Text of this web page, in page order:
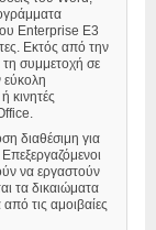
Enterprise E3
Εκτός από την
συμμετοχή σε
κινητές
διαθέσιμη για
να εργαστούν
τα δικαιώματα
τις αμοιβαίες